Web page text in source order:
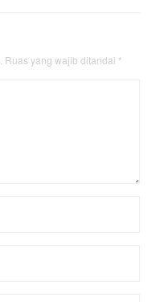
Ruas yang wajib ditandai *